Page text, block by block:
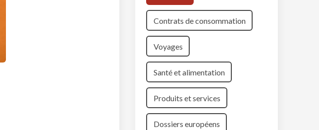
Contrats de consommation
Voyages
Santé et alimentation
Produits et services
Dossiers européens